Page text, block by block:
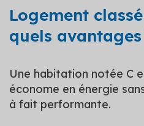
Logement
quels avantages
Une habitation notée C
économe en énergie
à fait performante.